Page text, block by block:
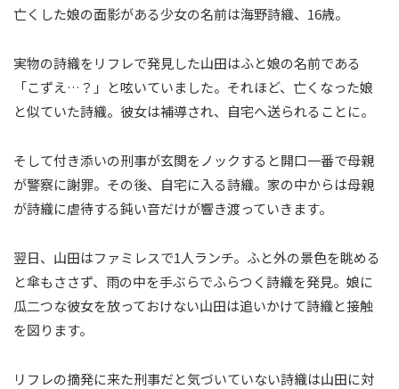
亡くした娘の面影がある少女の名前は海野詩織、16歳。
実物の詩織をリフレで発見した山田はふと娘の名前である
「こずえ…？」と呟いていました。それほど、亡くなった娘
と似ていた詩織。彼女は補導され、自宅へ送られることに。
そして付き添いの刑事が玄関をノックすると開口一番で母親
が警察に謝罪。その後、自宅に入る詩織。家の中からは母親
が詩織に虐待する鈍い音だけが響き渡っていきます。
翌日、山田はファミレスで1人ランチ。ふと外の景色を眺める
と傘もささず、雨の中を手ぶらでふらつく詩織を発見。娘に
瓜二つな彼女を放っておけない山田は追いかけて詩織と接触
を図ります。
リフレの摘発に来た刑事だと気づいていない詩織は山田に対